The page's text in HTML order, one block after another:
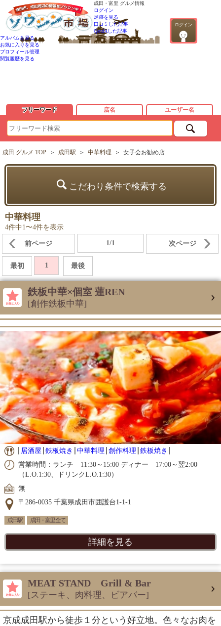
成田・富里 グルメ情報
ログイン
ログイン
足跡を見る
口コミした記事
QandAした記事
アルバムを見る
お気に入りを見る
プロフィール管理
閲覧履歴を見る
フリーワード 店名 ユーザー名
成田 グルメ TOP ＞ 成田駅 ＞ 中華料理 ＞ 女子会お勧め店
こだわり条件で検索する
中華料理
4件中1〜4件を表示
前ページ 1/1 次ページ
最初 1 最後
鉄板中華×個室 蓮REN
[創作鉄板中華]
居酒屋 鉄板焼き 中華料理 創作料理 鉄板焼き
営業時間：ランチ 11:30～15:00 ディナー 17:00～翌2:00
（L.O.1:30、ドリンクL.O.1:30）
無
〒286-0035 千葉県成田市囲護台1-1-1
成田駅 成田・富里 全て
詳細を見る
MEAT STAND Grill & Bar
[ステーキ、肉料理、ビアバー]
京成成田駅から徒歩１分という好立地。色々なお肉を